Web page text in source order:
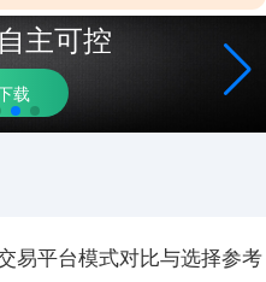
主可控
载
易平台模式对比与选择参考